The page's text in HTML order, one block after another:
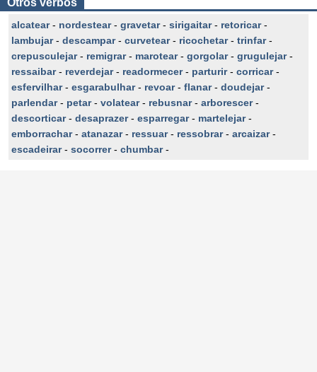
Otros verbos
alcatear- nordestear- gravetar- sirigaitar- retoricar-
lambujar- descampar- curvetear- ricochetar- trinfar-
crepusculejar- remigrar- marotear- gorgolar- grugulejar-
ressaibar- reverdejar- readormecer- parturir- corricar-
esfervilhar- esgarabulhar- revoar- flanar- doudejar-
parlendar- petar- volatear- rebusnar- arborescer-
descorticar- desaprazer- esparregar- martelejar-
emborrachar- atanazar- ressuar- ressobrar- arcaizar-
escadeirar- socorrer- chumbar-